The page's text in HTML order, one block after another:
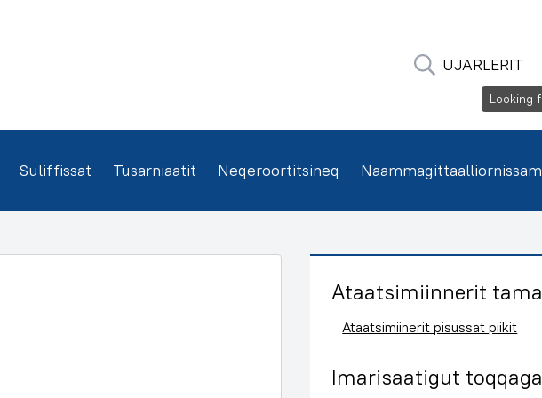
UJARLERIT
Suliffissat Tusarniaatit Neqeroortitsineq
Ataatsimiinnerit
Ataatsimiinerit pisussat piikit
Imarisaatigut
Looking